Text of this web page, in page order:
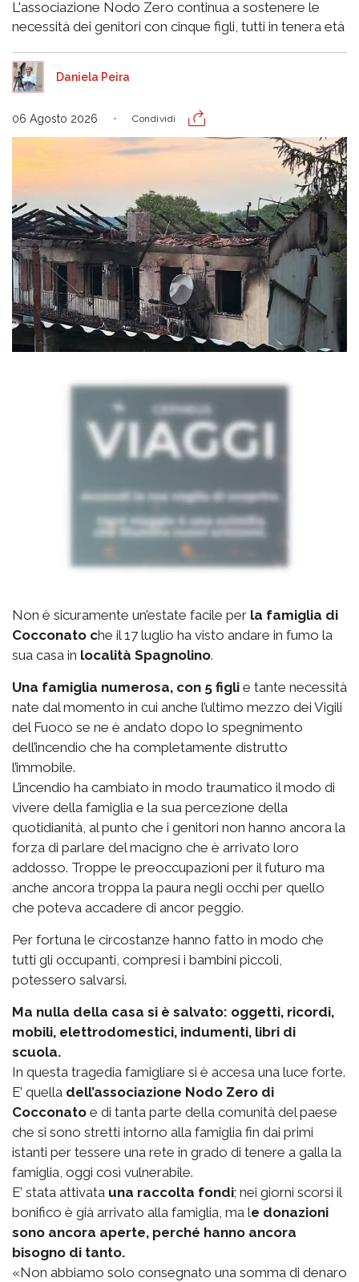
L'associazione Nodo Zero continua a sostenere le
necessità dei genitori con cinque figli, tutti in tenera età
Daniela Peira
06 Agosto 2026 Condividi
Non è sicuramente un’estate facile per la famiglia di
Cocconato che il 17 luglio ha visto andare in fumo la
sua casa in località Spagnolino.
Una famiglia numerosa, con 5 figli e tante necessità
nate dal momento in cui anche l’ultimo mezzo dei Vigili
del Fuoco se ne è andato dopo lo spegnimento
dell’incendio che ha completamente distrutto
l’immobile.
L’incendio ha cambiato in modo traumatico il modo di
vivere della famiglia e la sua percezione della
quotidianità, al punto che i genitori non hanno ancora la
forza di parlare del macigno che è arrivato loro
addosso. Troppe le preoccupazioni per il futuro ma
anche ancora troppa la paura negli occhi per quello
che poteva accadere di ancor peggio.
Per fortuna le circostanze hanno fatto in modo che
tutti gli occupanti, compresi i bambini piccoli,
potessero salvarsi.
Ma nulla della casa si è salvato: oggetti, ricordi,
mobili, elettrodomestici, indumenti, libri di
scuola.
In questa tragedia famigliare si è accesa una luce forte.
E’ quella dell’associazione Nodo Zero di
Cocconato e di tanta parte della comunità del paese
che si sono stretti intorno alla famiglia fin dai primi
istanti per tessere una rete in grado di tenere a galla la
famiglia, oggi così vulnerabile.
E’ stata attivata una raccolta fondi; nei giorni scorsi il
bonifico è già arrivato alla famiglia, ma le donazioni
sono ancora aperte, perché hanno ancora
bisogno di tanto.
«Non abbiamo solo consegnato una somma di denaro